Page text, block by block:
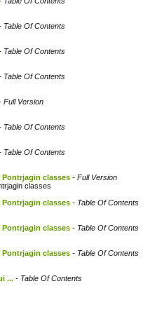
Table Of Contents
Table Of Contents
Table Of Contents
Full Version
Table Of Contents
Table Of Contents
classes - Full Version
classes
classes - Table Of Contents
classes - Table Of Contents
classes - Table Of Contents
... - Table Of Contents